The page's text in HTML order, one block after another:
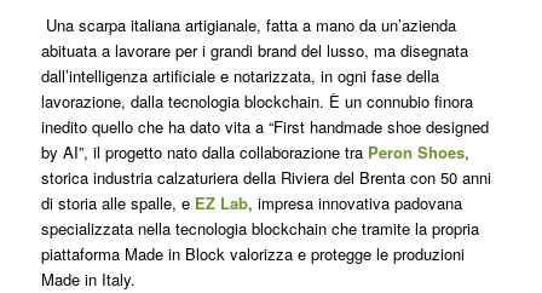
Una scarpa italiana artigianale, fatta a mano da un’azienda
abituata a lavorare per i grandi brand del lusso, ma disegnata
dall’intelligenza artificiale e notarizzata, in ogni fase della
lavorazione, dalla tecnologia blockchain. È un connubio finora
inedito quello che ha dato vita a “First handmade shoe designed
by AI”, il progetto nato dalla collaborazione tra Peron Shoes,
storica industria calzaturiera della Riviera del Brenta con 50 anni
di storia alle spalle, e EZ Lab, impresa innovativa padovana
specializzata nella tecnologia blockchain che tramite la propria
piattaforma Made in Block valorizza e protegge le produzioni
Made in Italy.